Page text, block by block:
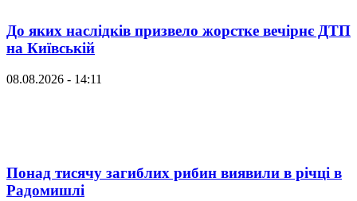
До яких наслідків призвело жорстке вечірнє ДТП
на Київській
08.08.2026 - 14:11
Понад тисячу загиблих рибин виявили в річці в
Радомишлі